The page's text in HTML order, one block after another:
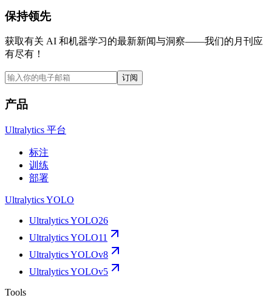
保持领先
获取有关 AI 和机器学习的最新新闻与洞察——我们的月刊应
有尽有！
订阅
产品
Ultralytics 平台
标注
训练
部署
Ultralytics YOLO
Ultralytics YOLO26
Ultralytics YOLO11
Ultralytics YOLOv8
Ultralytics YOLOv5
Tools